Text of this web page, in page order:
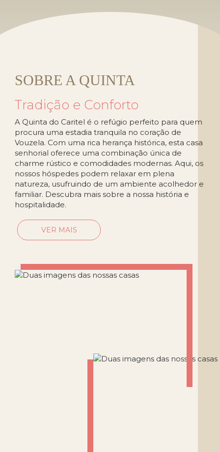
SOBRE A QUINTA
Tradição e Conforto
A Quinta do Caritel é o refúgio perfeito para quem
procura uma estadia tranquila no coração de
Vouzela. Com uma rica herança histórica, esta casa
senhorial oferece uma combinação única de
charme rústico e comodidades modernas. Aqui, os
nossos hóspedes podem relaxar em plena
natureza, usufruindo de um ambiente acolhedor e
familiar. Descubra mais sobre a nossa história e
hospitalidade.
VER MAIS